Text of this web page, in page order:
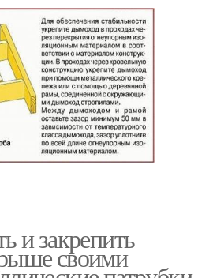
и закрепить
своими